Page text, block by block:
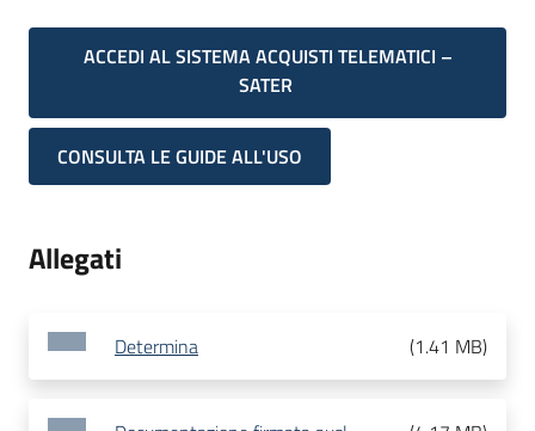
ACCEDI AL SISTEMA ACQUISTI TELEMATICI –
SATER
CONSULTA LE GUIDE ALL'USO
Allegati
Determina (1.41 MB)